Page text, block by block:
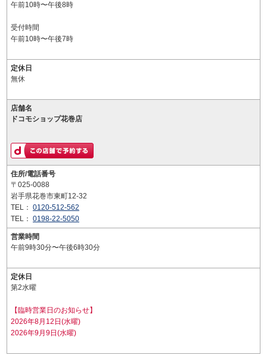
午前10時〜午後8時
受付時間
午前10時〜午後7時
定休日
無休
店舗名
ドコモショップ花巻店
住所/電話番号
〒025-0088
岩手県花巻市東町12-32
TEL： 0120-512-562
TEL： 0198-22-5050
営業時間
午前9時30分〜午後6時30分
定休日
第2水曜
【臨時営業日のお知らせ】
2026年8月12日(水曜)
2026年9月9日(水曜)